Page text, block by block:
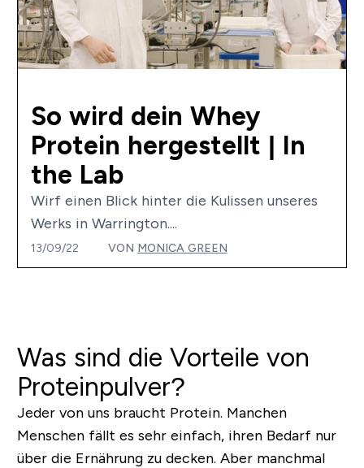
So wird dein Whey
Protein hergestellt | In
the Lab
Wirf einen Blick hinter die Kulissen unseres
Werks in Warrington....
13/09/22 VON MONICA GREEN
Was sind die Vorteile von
Proteinpulver?
Jeder von uns braucht Protein. Manchen
Menschen fällt es sehr einfach, ihren Bedarf nur
über die Ernährung zu decken. Aber manchmal